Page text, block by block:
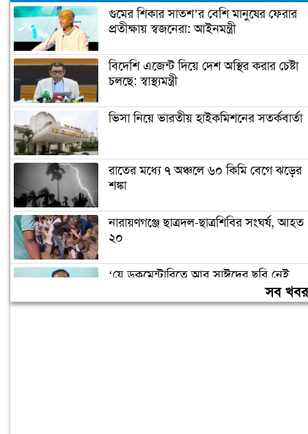
গুমের শিকার সাতশ’র বেশি মানুষের ফেরার
প্রতীক্ষায় স্বজনেরা: আইনমন্ত্রী
বিদেশি এজেন্ট দিয়ে দেশ অস্থির করার চেষ্টা
চলছে: স্বাস্থ্যমন্ত্রী
ভিসা নিয়ে ভারতীয় হাইকমিশনের সতর্কবার্তা
রাতের মধ্যে ৭ অঞ্চলে ৬০ কিমি বেগে ঝড়ের
শঙ্কা
নারায়ণগঞ্জে ছাত্রদল-ছাত্রশিবির সংঘর্ষ, আহত
২০
‘যে ডকুমেন্টারিতে আবু সাঈদের ছবি নেই,
সব